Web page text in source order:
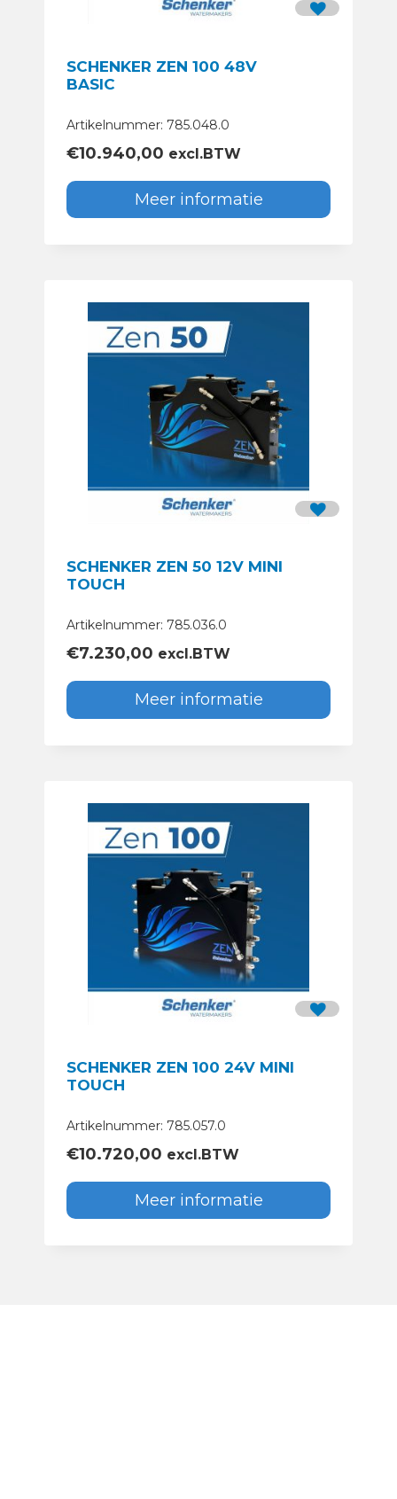
SCHENKER ZEN 100 48V
BASIC
Artikelnummer: 785.048.0
€10.940,00 excl.BTW
Meer informatie
SCHENKER ZEN 50 12V MINI
TOUCH
Artikelnummer: 785.036.0
€7.230,00 excl.BTW
Meer informatie
SCHENKER ZEN 100 24V MINI
TOUCH
Artikelnummer: 785.057.0
€10.720,00 excl.BTW
Meer informatie